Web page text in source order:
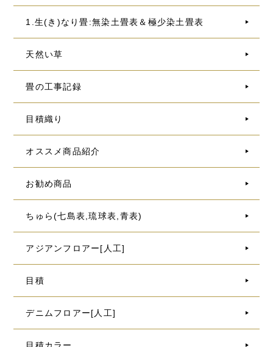
1.生(き)なり畳:無染土畳表＆極少染土畳表
天然い草
畳の工事記録
目積織り
オススメ商品紹介
お勧め商品
ちゅら(七島表,琉球表,青表)
アジアンフロアー[人工]
目積
デニムフロアー[人工]